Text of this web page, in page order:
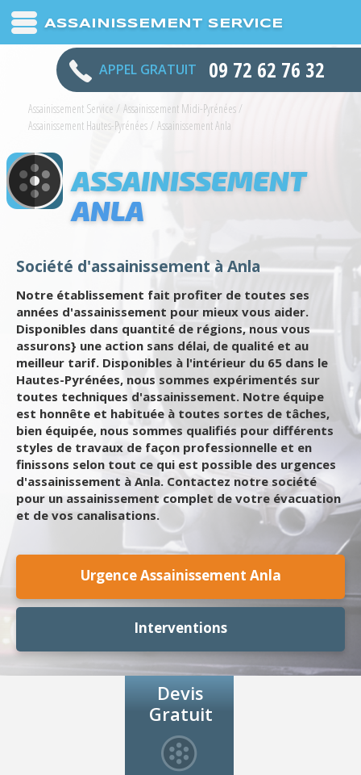
ASSAINISSEMENT SERVICE
APPEL GRATUIT 09 72 62 76 32
Assainissement Service / Assainissement Midi-Pyrénées /
Assainissement Hautes-Pyrénées/ Assainissement Anla
ASSAINISSEMENT
ANLA
Société d'assainissement à Anla
Notre établissement fait profiter de toutes ses
années d'assainissement pour mieux vous aider.
Disponibles dans quantité de régions, nous vous
assurons} une action sans délai, de qualité et au
meilleur tarif. Disponibles à l'intérieur du 65 dans le
Hautes-Pyrénées, nous sommes expérimentés sur
toutes techniques d'assainissement. Notre équipe
est honnête et habituée à toutes sortes de tâches,
bien équipée, nous sommes qualifiés pour différents
styles de travaux de façon professionnelle et en
finissons selon tout ce qui est possible des urgences
d'assainissement à Anla. Contactez notre société
pour un assainissement complet de votre évacuation
et de vos canalisations.
Urgence Assainissement Anla
Interventions
Devis
Gratuit